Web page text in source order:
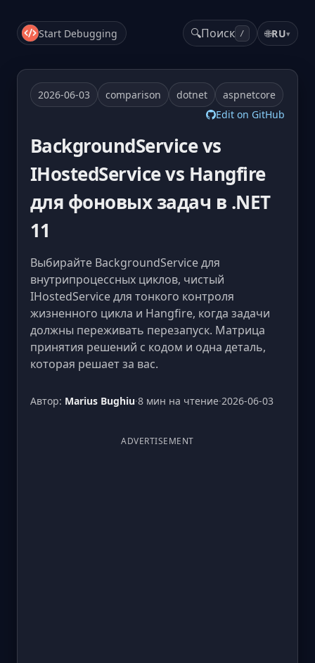
Start Debugging 🔍Поиск / 🌐RU▾
2026-06-03 comparison dotnet
aspnetcore
Edit on GitHub
BackgroundService vs
IHostedService vs Hangfire
для фоновых задач в .NET
11
Выбирайте BackgroundService для
внутрипроцессных циклов, чистый
IHostedService для тонкого контроля
жизненного цикла и Hangfire, когда задачи
должны переживать перезапуск. Матрица
принятия решений с кодом и одна деталь,
которая решает за вас.
Автор: Marius Bughiu·8 мин на чтение·2026-06-03
ADVERTISEMENT